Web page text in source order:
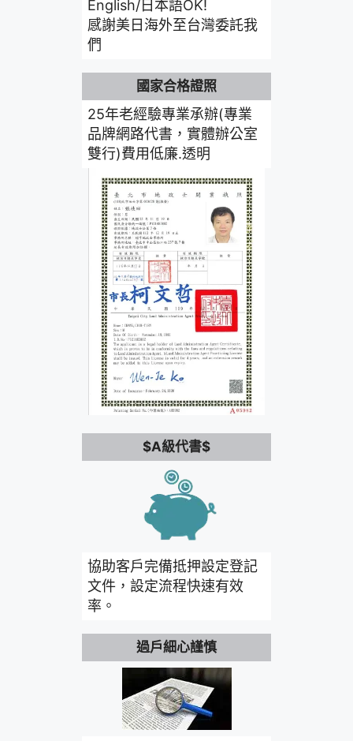
English/日本語OK!
感謝美日海外至台灣委託我
們
國家合格證照
25年老經驗專業承辦(專業
品牌網路代書，實體辦公室
雙行)費用低廉.透明
$A級代書$
協助客戶完備抵押設定登記
文件，設定流程快速有效
率。
過戶細心謹慎